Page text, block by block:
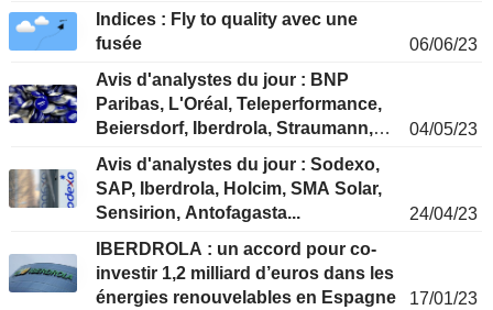
Indices : Fly to quality avec une
fusée
06/06/23
Avis d'analystes du jour : BNP
Paribas, L'Oréal, Teleperformance,
Beiersdorf, Iberdrola, Straumann,
04/05/23
Avis d'analystes du jour : Sodexo,
SAP, Iberdrola, Holcim, SMA Solar,
Sensirion, Antofagasta...
24/04/23
IBERDROLA : un accord pour co-
investir 1,2 milliard d’euros dans les
énergies renouvelables en Espagne
17/01/23